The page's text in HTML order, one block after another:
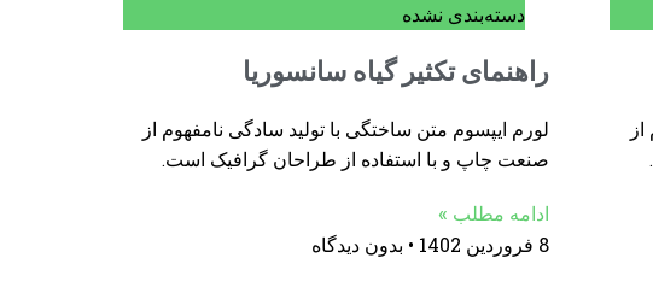
دسته‌بندی نشده
راهنمای تکثیر گیاه سانسوریا
لورم ایپسوم متن ساختگی با تولید سادگی نامفهوم از
صنعت چاپ و با استفاده از طراحان گرافیک است.
ادامه مطلب »
8 فروردین 1402 بدون دیدگاه